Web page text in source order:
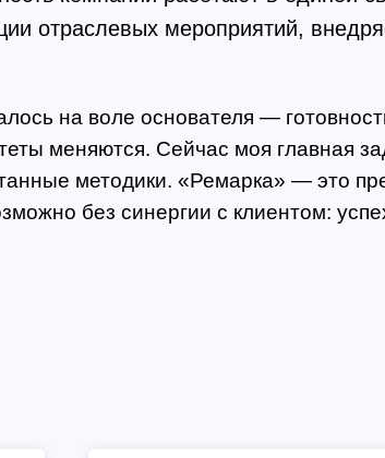
отраслевых мероприятий,
на воле основателя —
меняются. Сейчас моя главная
методики. «Ремарка» — это
без синергии с клиентом: